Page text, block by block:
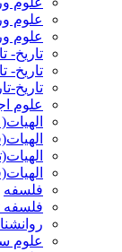
علوم
علوم
تاریخ-
تاریخ-
تاریخ-
علوم
فلسفه
فلسفه
علوم